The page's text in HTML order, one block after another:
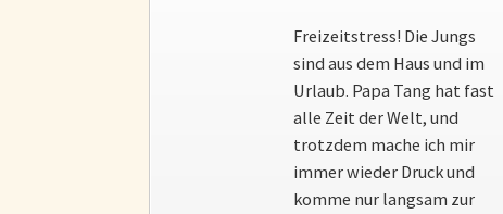
Freizeitstress! Die Jungs
sind aus dem Haus und im
Urlaub. Papa Tang hat fast
alle Zeit der Welt, und
trotzdem mache ich mir
immer wieder Druck und
komme nur langsam zur